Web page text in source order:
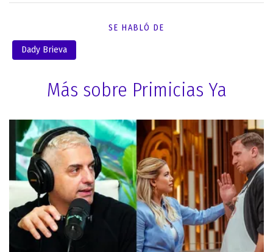
SE HABLÓ DE
Dady Brieva
Más sobre Primicias Ya